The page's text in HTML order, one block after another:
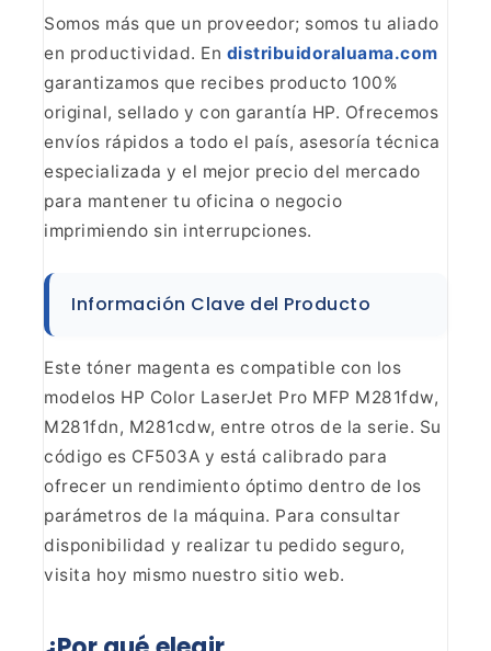
Somos más que un proveedor; somos tu aliado
en productividad. En distribuidoraluama.com
garantizamos que recibes producto 100%
original, sellado y con garantía HP. Ofrecemos
envíos rápidos a todo el país, asesoría técnica
especializada y el mejor precio del mercado
para mantener tu oficina o negocio
imprimiendo sin interrupciones.
Información Clave del Producto
Este tóner magenta es compatible con los
modelos HP Color LaserJet Pro MFP M281fdw,
M281fdn, M281cdw, entre otros de la serie. Su
código es CF503A y está calibrado para
ofrecer un rendimiento óptimo dentro de los
parámetros de la máquina. Para consultar
disponibilidad y realizar tu pedido seguro,
visita hoy mismo nuestro sitio web.